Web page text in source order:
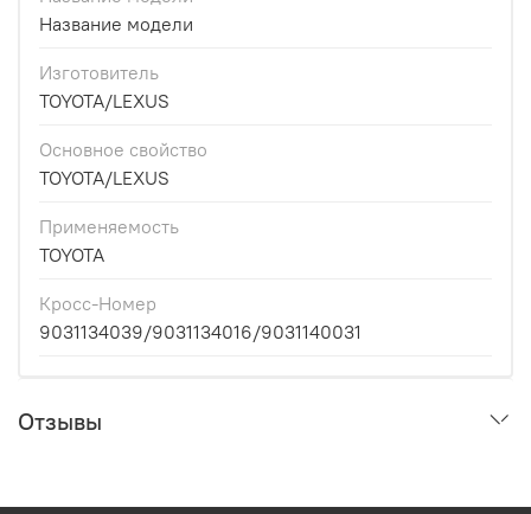
Название модели
Изготовитель
TOYOTA/LEXUS
Основное свойство
TOYOTA/LEXUS
Применяемость
TOYOTA
Кросс-Номер
9031134039/9031134016/9031140031
Отзывы